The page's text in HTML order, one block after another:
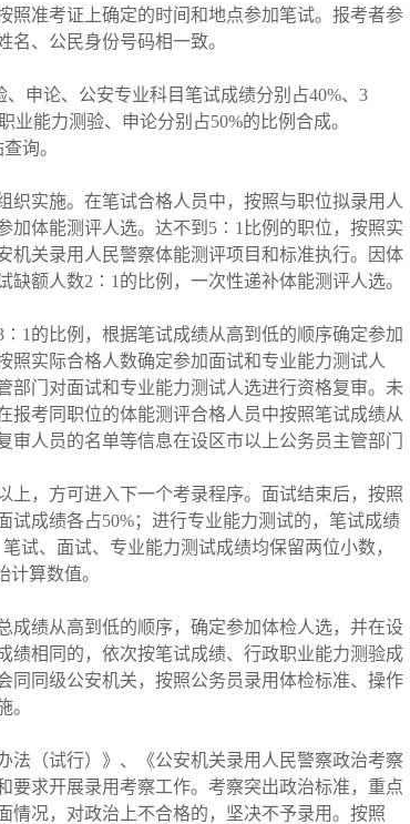
照准考证上确定的时间和地点参加笔试。报考者参
、公民身份号码相一致。
申论、公安专业科目笔试成绩分别占40%、3
能力测验、申论分别占50%的比例合成。
询。
实施。在笔试合格人员中，按照与职位拟录用人
加体能测评人选。达不到5∶1比例的职位，按照实
机关录用人民警察体能测评项目和标准执行。因体
额人数2∶1的比例，一次性递补体能测评人选。
的比例，根据笔试成绩从高到低的顺序确定参加
实际合格人数确定参加面试和专业能力测试人
部门对面试和专业能力测试人选进行资格复审。未
考同职位的体能测评合格人员中按照笔试成绩从
人员的名单等信息在设区市以上公务员主管部门
上，方可进入下一个考录程序。面试结束后，按照
成绩各占50%；进行专业能力测试的，笔试成绩
试、面试、专业能力测试成绩均保留两位小数，
算数值。
绩从高到低的顺序，确定参加体检人选，并在设
绩相同的，依次按笔试成绩、行政职业能力测验成
同同级公安机关，按照公务员录用体检标准、操作
。
法（试行）》、《公安机关录用人民警察政治考察
要求开展录用考察工作。考察突出政治标准，重点
情况，对政治上不合格的，坚决不予录用。按照